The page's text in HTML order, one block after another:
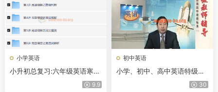
小学英语
小升初总复习:六年级英语寒假
9.9
初中英语
小学、初中、高中英语特级教
30